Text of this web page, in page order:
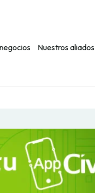
Nuestros aliados